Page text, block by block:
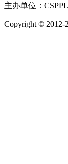
主办单位：
Copyright © 2012-